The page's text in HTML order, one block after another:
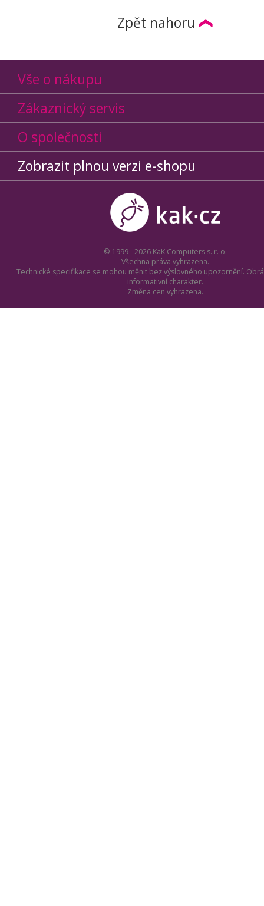
Zpět nahoru
Vše o nákupu
Zákaznický servis
O společnosti
Zobrazit plnou verzi e-shopu
© 1999 - 2026 KaK Computers s. r. o.
Všechna práva vyhrazena.
Technické specifikace se mohou měnit bez výslovného upozornění.
informativní charakter.
Změna cen vyhrazena.